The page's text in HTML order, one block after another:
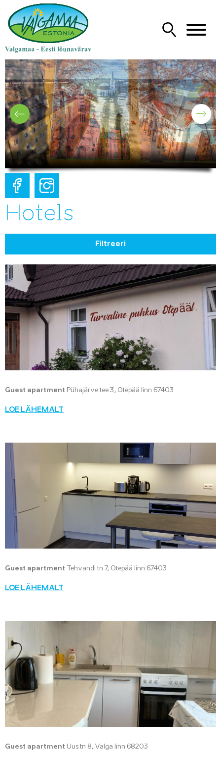
Hotels
Filtreeri
Guest apartment Pühajärve tee 3, Otepää linn 67403
LOE LÄHEMALT
Guest apartment Tehvandi tn 7, Otepää linn 67403
LOE LÄHEMALT
Guest apartment Uus tn 8, Valga linn 68203